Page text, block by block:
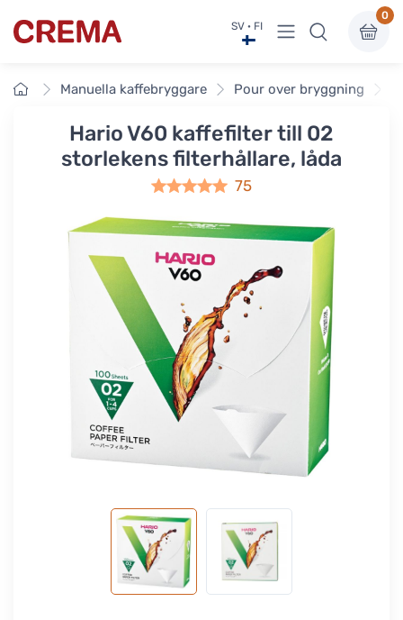
Crema SV · FI Visa undermeny
0
Framsidan
Manuella kaffebryggare Pour over bryggning
Hario V60 kaffefilter till 02
storlekens filterhållare, låda
75